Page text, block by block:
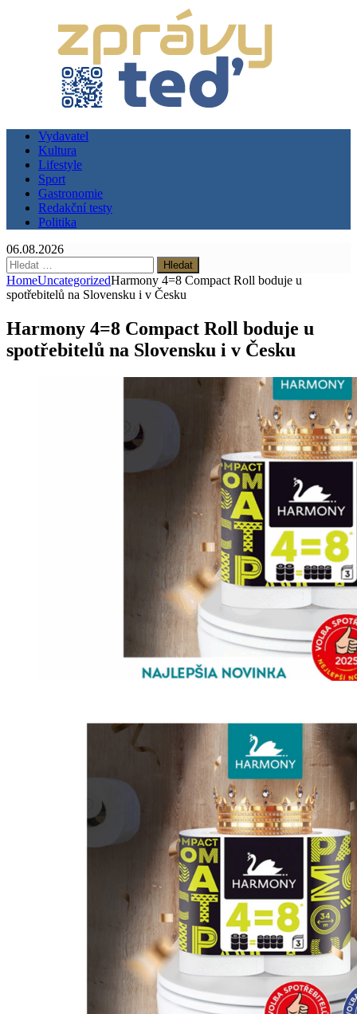
Vydavatel
Kultura
Lifestyle
Sport
Gastronomie
Redakční testy
Politika
06.08.2026
Vyhledávání
HomeUncategorizedHarmony 4=8 Compact Roll boduje u
spotřebitelů na Slovensku i v Česku
Harmony 4=8 Compact Roll boduje u
spotřebitelů na Slovensku i v Česku